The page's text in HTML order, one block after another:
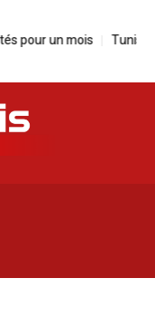
un mois Tunisie |